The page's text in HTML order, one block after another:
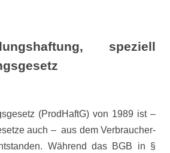
speziell
(ProdHaftG) von 1989 ist –
auch – aus dem Verbraucher-
Während das BGB in §